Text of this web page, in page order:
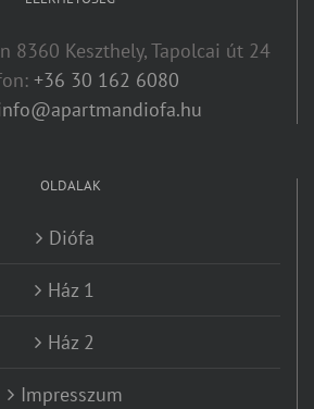
8360 Keszthely, Tapolcai út 24
+36 30 162 6080
OLDALAK
Diófa
Ház 1
Ház 2
Impresszum